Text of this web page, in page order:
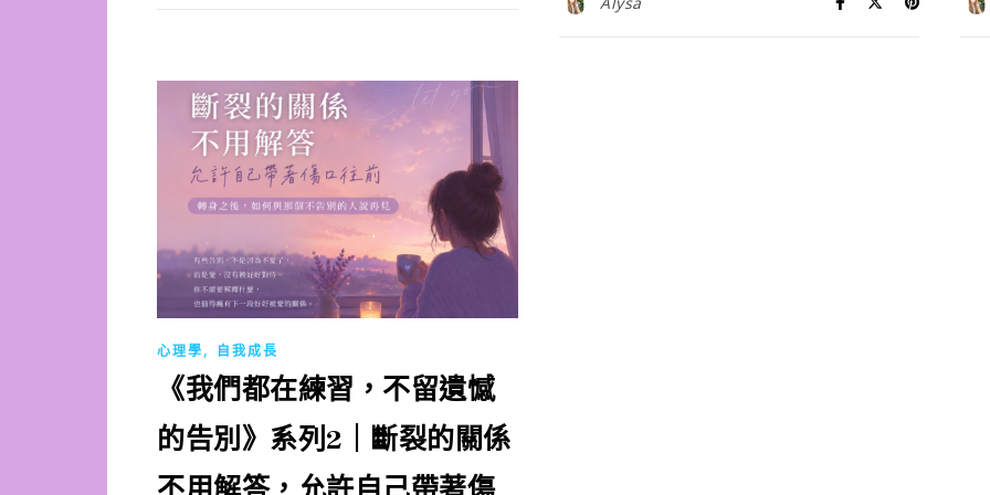
心理學, 自我成長
《我們都在練習，不留遺憾
的告別》系列2｜斷裂的關係